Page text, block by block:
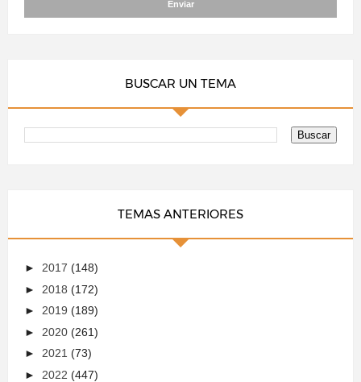
BUSCAR UN TEMA
TEMAS ANTERIORES
► 2017 (148)
► 2018 (172)
► 2019 (189)
► 2020 (261)
► 2021 (73)
► 2022 (447)